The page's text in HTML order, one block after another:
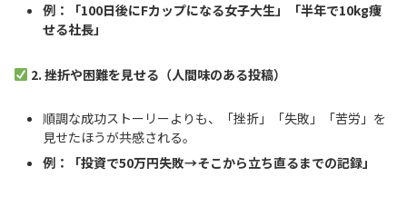
例：「100日後にFカップになる女子大生」「半年で10kg痩
せる社長」
2. 挫折や困難を見せる（人間味のある投稿）
順調な成功ストーリーよりも、「挫折」「失敗」「苦労」を
見せたほうが共感される。
例：「投資で50万円失敗→そこから立ち直るまでの記録」